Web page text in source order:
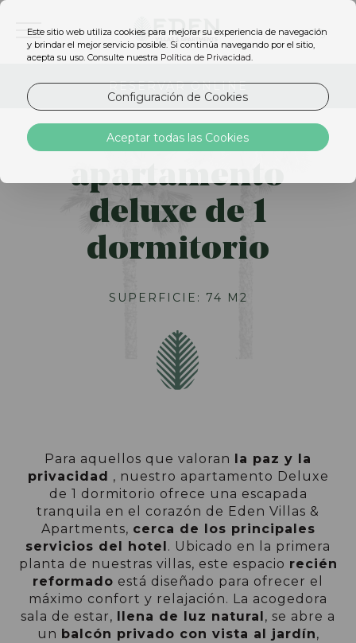
RESERVAR ONLINE
ES
apartamento
deluxe de 1
dormitorio
SUPERFICIE: 74 M2
Para aquellos que valoran la paz y la
privacidad , nuestro apartamento Deluxe
de 1 dormitorio ofrece una escapada
tranquila en el corazón de Eden Villas &
Apartments, cerca de los principales
servicios del hotel. Ubicado en la primera
planta de nuestras villas, este espacio recién
reformado está diseñado para ofrecer el
máximo confort y relajación. La acogedora
sala de estar, llena de luz natural, se abre a
un balcón privado con vista al jardín,
Este sitio web utiliza cookies para mejorar su experiencia de navegación
y brindar el mejor servicio posible. Si continúa navegando por el sitio,
acepta su uso. Consulte nuestra Política de Privacidad.
Configuración de Cookies
Aceptar todas las Cookies